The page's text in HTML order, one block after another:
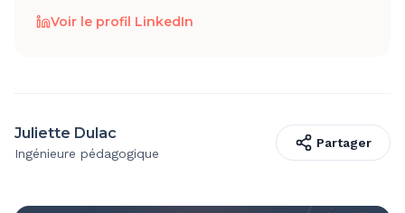
Voir le profil LinkedIn
Juliette Dulac
Ingénieure pédagogique
Partager